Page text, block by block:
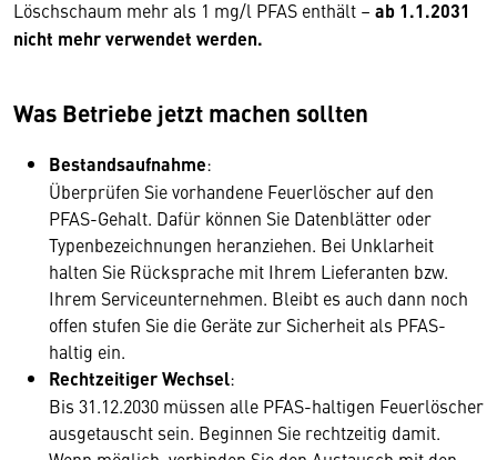
Löschschaum mehr als 1 mg/l PFAS enthält – ab 1.1.2031
nicht mehr verwendet werden.
Was Betriebe jetzt machen sollten
Bestandsaufnahme:
Überprüfen Sie vorhandene Feuerlöscher auf den
PFAS-Gehalt. Dafür können Sie Datenblätter oder
Typenbezeichnungen heranziehen. Bei Unklarheit
halten Sie Rücksprache mit Ihrem Lieferanten bzw.
Ihrem Serviceunternehmen. Bleibt es auch dann noch
offen stufen Sie die Geräte zur Sicherheit als PFAS-
haltig ein.
Rechtzeitiger Wechsel:
Bis 31.12.2030 müssen alle PFAS-haltigen Feuerlöscher
ausgetauscht sein. Beginnen Sie rechtzeitig damit.